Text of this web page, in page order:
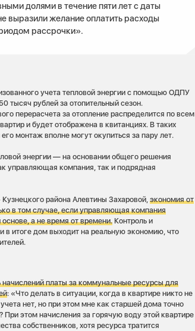
долями в течение пяти лет с даты
выразили желание оплатить расходы
рассрочки».
учета тепловой энергии с помощью ОДПУ
тысяч рублей за отопительный сезон.
перерасчета за отопление распределится по всем
и будет отображена в квитанциях. В таких
монтаж вполне могут окупиться за пару лет.
энергии — на основании общего решения
управляющая компания, так и подрядная
района Алевтины Захаровой,экономия от
в том случае, если управляющая компания
а не время от времени. Контроль и
в итоге дом выходит на реальную экономию, что
платы за коммунальные ресурсы для
: «Что делать в ситуации, когда в квартире никто не
нет, но при этом мне как старшей дома точно
При этом начисления за горячую воду этой квартире
собственников, хотя ресурса тратится